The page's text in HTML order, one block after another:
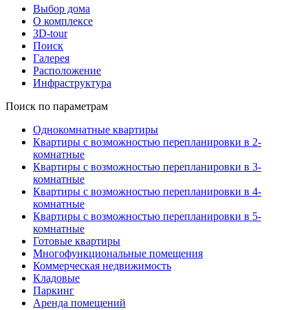
Выбор дома
О комплексе
3D-tour
Поиск
Галерея
Расположение
Инфраструктура
Поиск по параметрам
Однокомнатные квартиры
Квартиры с возможностью перепланировки в 2-
комнатные
Квартиры с возможностью перепланировки в 3-
комнатные
Квартиры с возможностью перепланировки в 4-
комнатные
Квартиры с возможностью перепланировки в 5-
комнатные
Готовые квартиры
Многофункциональные помещения
Коммерческая недвижимость
Кладовые
Паркинг
Аренда помещений